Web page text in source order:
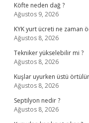
Köfte neden dağ ?
Ağustos 9, 2026
KYK yurt ücreti ne zaman
Ağustos 8, 2026
Tekniker yükselebilir mi ?
Ağustos 8, 2026
Kuşlar uyurken üstü
Ağustos 8, 2026
Septilyon nedir ?
Ağustos 8, 2026